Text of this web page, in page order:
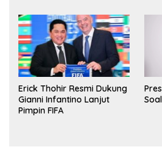
Erick Thohir Resmi Dukung
Gianni Infantino Lanjut
Pimpin FIFA
Presiden